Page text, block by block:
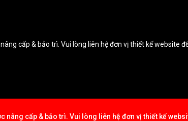
cấp & bảo trì. Vui lòng liên hệ đơn vị thiết kế website
nâng cấp & bảo trì. Vui lòng liên hệ đơn vị thiết kế